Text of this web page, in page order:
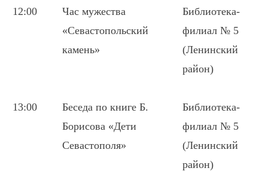
12:00
Час мужества
«Севастопольский
камень»
Библиотека-
филиал № 5
(Ленинский
район)
13:00
Беседа по книге Б.
Борисова «Дети
Севастополя»
Библиотека-
филиал № 5
(Ленинский
район)